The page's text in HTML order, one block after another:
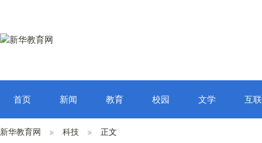
首页 新闻 教育 校园 文学 互
新华教育网 科技 正文